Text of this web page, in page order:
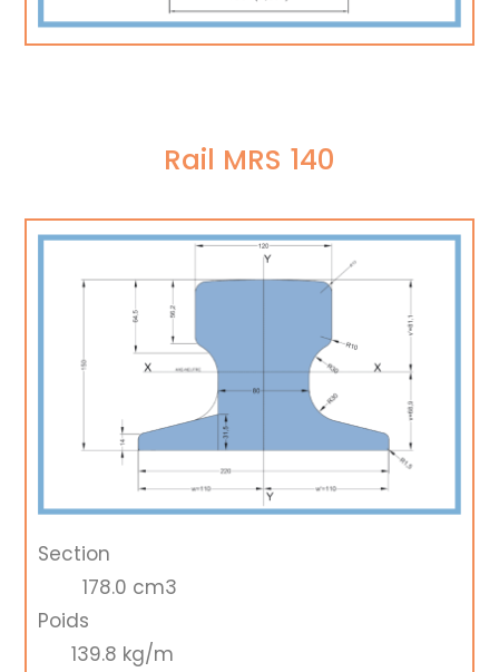
Rail MRS 140
Section
178.0 cm3
Poids
139.8 kg/m